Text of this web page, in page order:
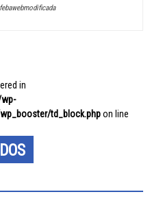
in
td_block.phpon line